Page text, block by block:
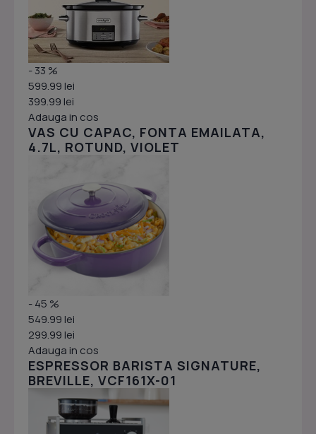
- 33 %
599.99 lei
399.99 lei
Adauga in cos
VAS CU CAPAC, FONTA EMAILATA,
4.7L, ROTUND, VIOLET
- 45 %
549.99 lei
299.99 lei
Adauga in cos
ESPRESSOR BARISTA SIGNATURE,
BREVILLE, VCF161X-01